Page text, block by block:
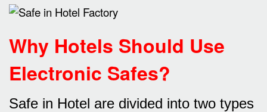
Why Hotels Should Use
Electronic Safes?
Safe in Hotel are divided into two types